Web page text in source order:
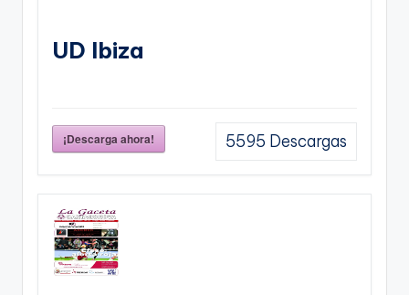
UD Ibiza
¡Descarga ahora! 5595 Descargas